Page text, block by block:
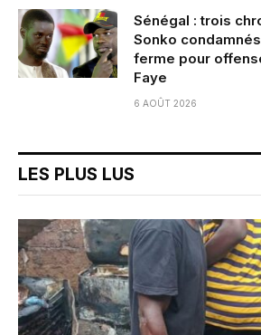
Sénégal : trois
Sonko
ferme pour
Faye
6 AOÛT 2026
LES PLUS LUS